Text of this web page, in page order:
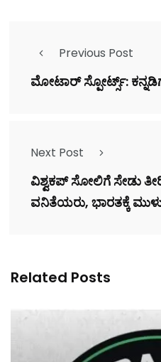
Previous Post
ಮೋಟಾರ್ ಸ್ಪೋರ್ಟ್ಸ್‌:
Next Post
ವಿಶ್ವಕಪ್ ಸೋಲಿಗೆ ಸೇಡು
ವನಿತೆಯರು, ಭಾರತಕ್ಕೆ
Related Posts